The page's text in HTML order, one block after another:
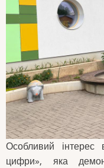
Особливий
цифри», яка